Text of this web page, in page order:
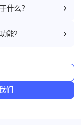
什么？
能？
们